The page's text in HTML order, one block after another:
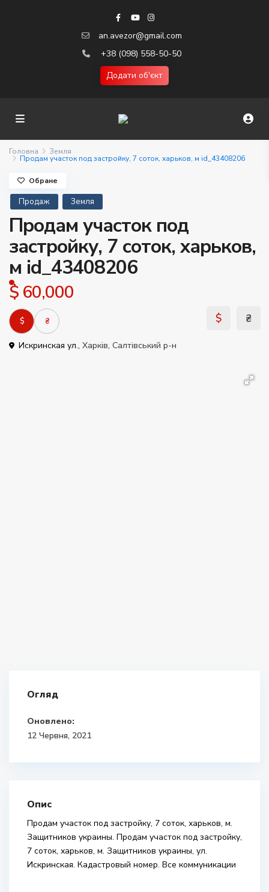
an.avezor@gmail.com
+38 (098) 558-50-50
Додати об'єкт
Головна Земля
Продам участок под застройку, 7 соток, харьков, м id_43408206
Продаж Земля
Продам участок под
застройку, 7 соток, харьков,
м id_43408206
$ 60,000
$ ₴
Искринская ул., Харків, Салтівський р-н
Обране
Огляд
Оновлено:
12 Червня, 2021
Опис
Продам участок под застройку, 7 соток, харьков, м.
Защитников украины. Продам участок под застройку,
7 соток, харьков, м. Защитников украины, ул.
Искринская. Кадастровый номер. Все коммуникации
$ ₴